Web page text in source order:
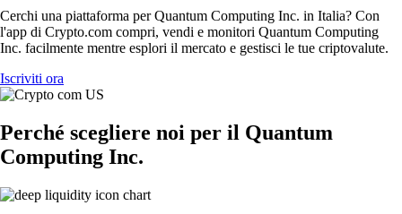
Cerchi una piattaforma per Quantum Computing Inc. in Italia? Con
l'app di Crypto.com compri, vendi e monitori Quantum Computing
Inc. facilmente mentre esplori il mercato e gestisci le tue criptovalute.
Iscriviti ora
Perché scegliere noi per il Quantum
Computing Inc.